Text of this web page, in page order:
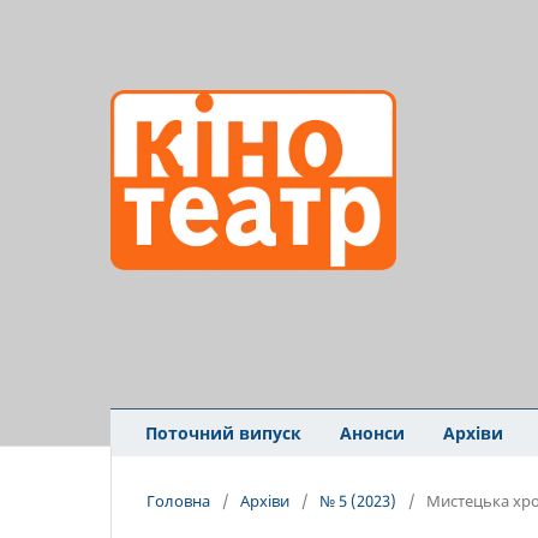
Поточний випуск Анонси Архіви
Головна / Архіви / № 5 (2023) / Мистецька